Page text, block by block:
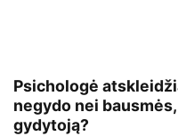
Psichologė
negydo nei
gydytoją?